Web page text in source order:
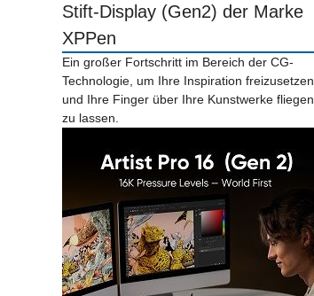
Stift-Display (Gen2) der Marke
XPPen
Ein großer Fortschritt im Bereich der CG-
Technologie, um Ihre Inspiration freizusetzen
und Ihre Finger über Ihre Kunstwerke fliegen
zu lassen.